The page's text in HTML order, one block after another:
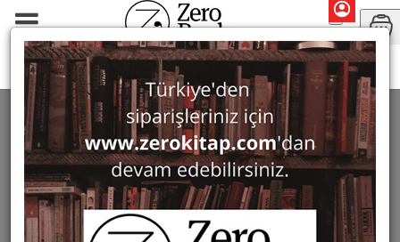
Monographs History